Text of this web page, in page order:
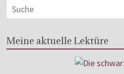
Meine aktuelle Lektüre